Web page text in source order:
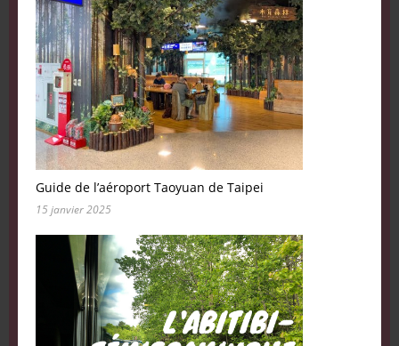
Guide de l’aéroport Taoyuan de Taipei
15 janvier 2025